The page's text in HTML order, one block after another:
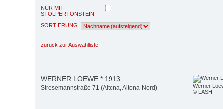
NUR MIT
STOLPERTONSTEIN
SORTIERUNG
zurück zur Auswahlliste
Werner
© LASH
WERNER LOEWE * 1913
Stresemannstraße 71 (Altona, Altona-Nord)